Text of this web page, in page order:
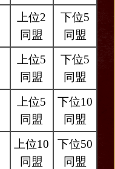
上位2
同盟
下位5
同盟
上位5
同盟
下位5
同盟
上位5
同盟
下位10
同盟
上位10
同盟
下位50
同盟